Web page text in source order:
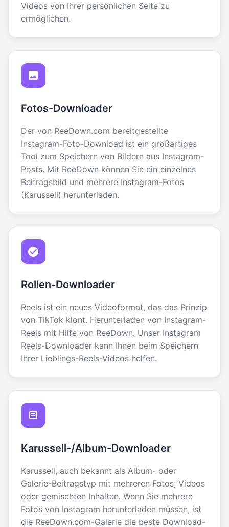
Videos von Ihrer persönlichen Seite zu
ermöglichen.
Fotos-Downloader
Der von ReeDown.com bereitgestellte
Instagram-Foto-Download ist ein großartiges
Tool zum Speichern von Bildern aus Instagram-
Posts. Mit ReeDown können Sie ein einzelnes
Beitragsbild und mehrere Instagram-Fotos
(Karussell) herunterladen.
Rollen-Downloader
Reels ist ein neues Videoformat, das das Prinzip
von TikTok klont. Herunterladen von Instagram-
Reels mit Hilfe von ReeDown. Unser Instagram
Reels-Downloader kann Ihnen beim Speichern
Ihrer Lieblings-Reels-Videos helfen.
Karussell-/Album-Downloader
Karussell, auch bekannt als Album- oder
Galerie-Beitragstyp mit mehreren Fotos, Videos
oder gemischten Inhalten. Wenn Sie mehrere
Fotos von Instagram herunterladen müssen, ist
die ReeDown.com-Galerie die beste Download-